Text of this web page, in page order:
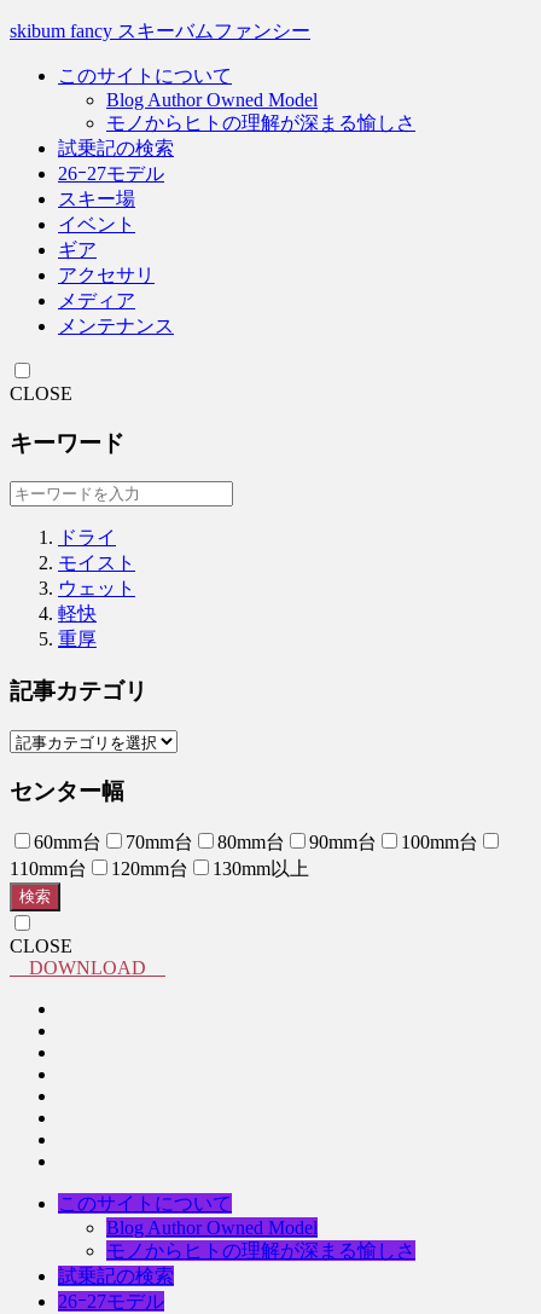
skibum fancy スキーバムファンシー
このサイトについて
Blog Author Owned Model
モノからヒトの理解が深まる愉しさ
試乗記の検索
26ｰ27モデル
スキー場
イベント
ギア
アクセサリ
メディア
メンテナンス
CLOSE
キーワード
ドライ
モイスト
ウェット
軽快
重厚
記事カテゴリ
センター幅
60mm台 70mm台 80mm台 90mm台
100mm台
110mm台
120mm台 130mm以上
検索
CLOSE
DOWNLOAD
このサイトについて
Blog Author Owned Model
モノからヒトの理解が深まる愉しさ
試乗記の検索
26ｰ27モデル